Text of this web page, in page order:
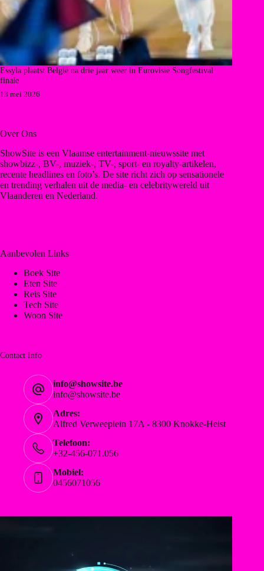
Essyla plaatst België na drie jaar weer in Eurovisie Songfestival
finale
13 mei 2026
Over Ons
ShowSite is een Vlaamse entertainment-nieuwssite met
showbizz-, BV-, muziek-, TV-, sport- en royalty-artikelen,
recente headlines en foto’s. De site richt zich op sensationele
en trending verhalen uit de media- en celebritywereld uit
Vlaanderen en Nederland.
Aanbevolen Links
Boek Site
Eten Site
Reis Site
Tech Site
Woon Site
Contact Info
info@showsite.be
info@showsite.be
Adres:
Alfred Verweeplein 17A - 8300 Knokke-Heist
Telefoon:
+32-456-071.056
Mobiel:
0456071056